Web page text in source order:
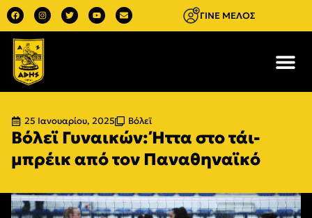
ΓΙΝΕ ΜΕΛΟΣ
25 Ιανουαρίου, 2025 Βόλεϊ
Βόλεϊ Γυναικών: Ήττα στο τάι-
μπρέικ από τον Παναθηναϊκό